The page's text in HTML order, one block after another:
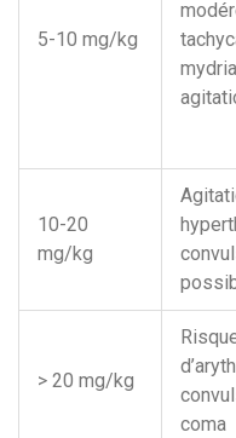
5-10 mg/kg
10-20
mg/kg
> 20 mg/kg
coma